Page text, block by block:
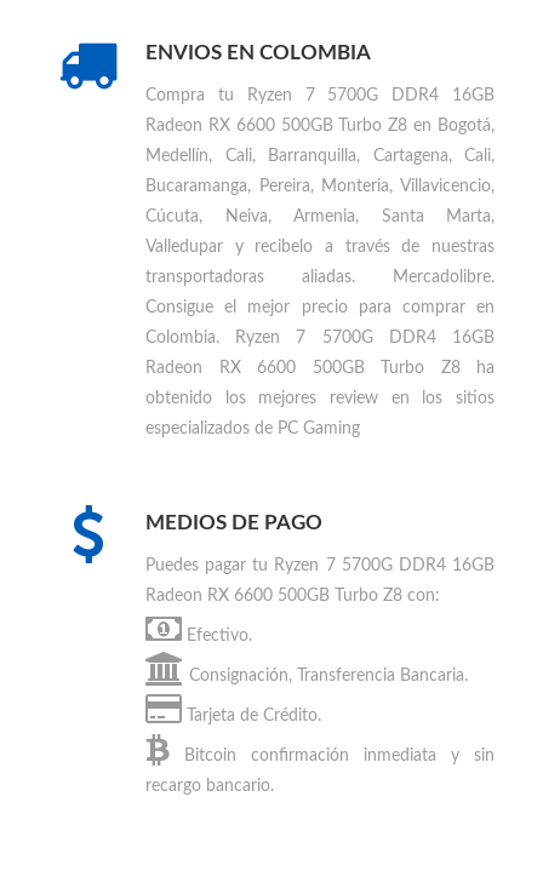
ENVIOS EN COLOMBIA
Compra tu
Ryzen 7 5700G DDR4 16GB
Radeon RX 6600 500GB Turbo Z8 en Bogotá,
Medellín, Cali, Barranquilla, Cartagena, Cali,
Bucaramanga, Pereira, Monteria, Villavicencio,
Cúcuta, Neiva, Armenia, Santa Marta,
Valledupar y recibelo a través de nuestras
transportadoras aliadas. Mercadolibre.
Consigue el mejor precio para comprar en
Colombia.
Ryzen 7 5700G DDR4 16GB
Radeon RX 6600 500GB Turbo Z8 ha
obtenido los mejores review en los sitios
especializados de PC Gaming
MEDIOS DE PAGO
Puedes pagar tu Ryzen 7 5700G DDR4 16GB
Radeon RX 6600 500GB Turbo Z8 con:
Efectivo.
Consignación, Transferencia Bancaria.
Tarjeta de Crédito.
Bitcoin confirmación inmediata y sin
recargo bancario.